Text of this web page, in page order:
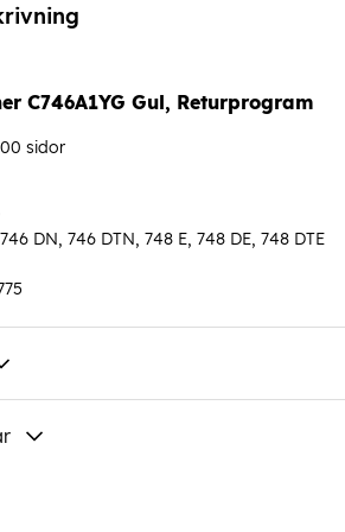
C746A1YG Gul, Returprogram
sidor
DN, 746 DTN, 748 E, 748 DE, 748 DTE